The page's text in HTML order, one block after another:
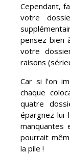
Cependant,
votre
pensez bien
votre
raisons
Car si l’on
chaque
quatre
épargnez-lui
manquantes
pourrait
la pile !